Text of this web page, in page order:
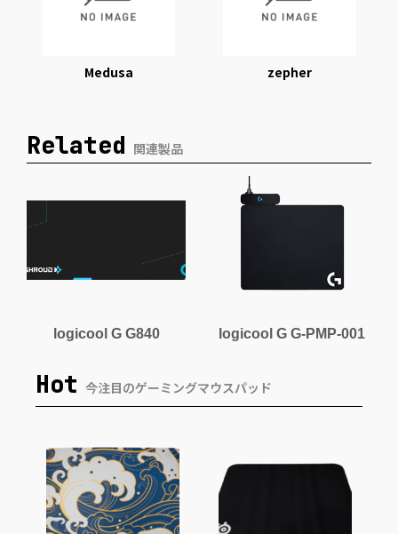
Medusa zepher
Related 関連製品
logicool G G840 logicool G G-PMP-001
Hot 今注目のゲーミングマウスパッド